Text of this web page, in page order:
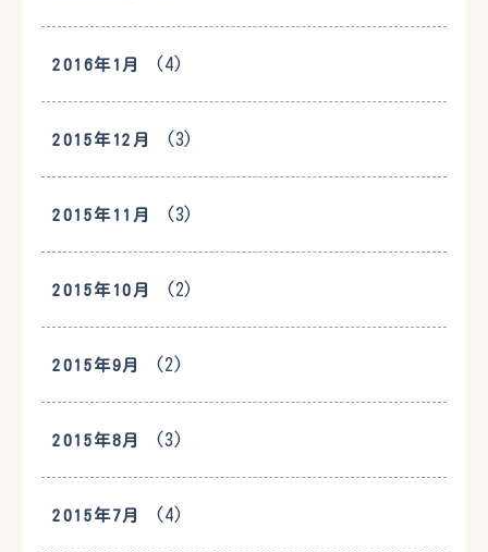
2016年1月 (4)
2015年12月 (3)
2015年11月 (3)
2015年10月 (2)
2015年9月 (2)
2015年8月 (3)
2015年7月 (4)